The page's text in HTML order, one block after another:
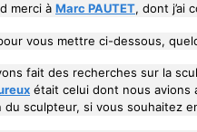
merci à Marc PAUTET, dont j’ai
vous mettre ci-dessous,
fait des recherches sur la
était celui dont nous avions
sculpteur, si vous souhaitez